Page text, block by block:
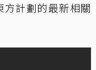
計劃的最新相關